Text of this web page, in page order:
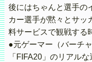
後にはちゃんと選手の
カー選手が黙々とサッ
料サービスで観戦する
●元ゲーマー（バーチ
「FIFA20」のリアル